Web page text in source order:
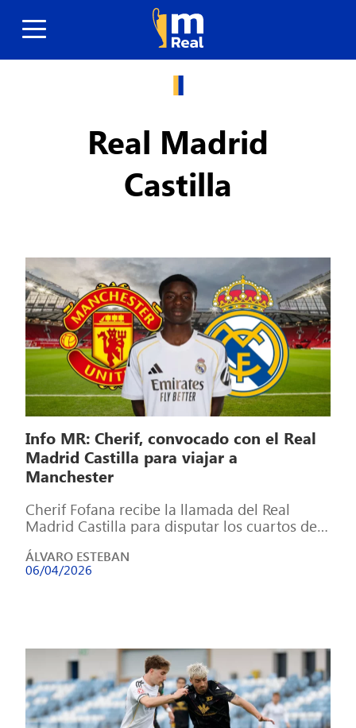
Real Madrid
Castilla
Info MR: Cherif, convocado con el Real
Madrid Castilla para viajar a
Manchester
Cherif Fofana recibe la llamada del Real
Madrid Castilla para disputar los cuartos de
ÁLVARO ESTEBAN
06/04/2026